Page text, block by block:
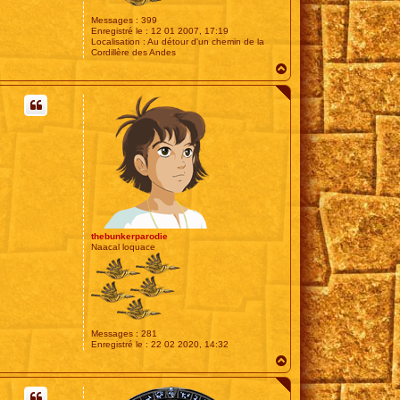
Messages : 399
Enregistré le : 12 01 2007, 17:19
Localisation : Au détour d'un chemin de la
Cordillère des Andes
a
u
thebunkerparodie
Naacal loquace
Messages : 281
Enregistré le : 22 02 2020, 14:32
a
u